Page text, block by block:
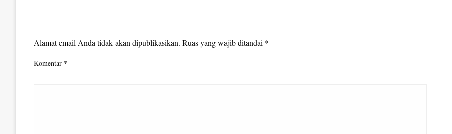
Alamat email Anda tidak akan dipublikasikan. Ruas yang wajib ditandai *
Komentar *